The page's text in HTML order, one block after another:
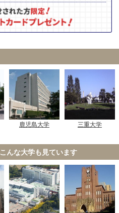
鹿児島大学 三重大学
こんな大学も見ています